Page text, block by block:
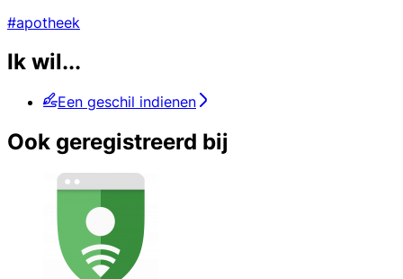
#apotheek
Ik wil...
Een geschil indienen
Ook geregistreerd bij